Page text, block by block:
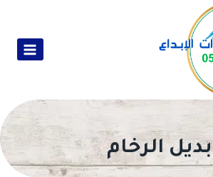
بديل الرخام